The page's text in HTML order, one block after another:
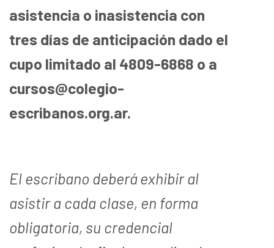
asistencia o inasistencia con
tres días de anticipación dado el
cupo limitado al 4809-6868 o a
cursos@colegio-
escribanos.org.ar.
El escribano deberá exhibir al
asistir a cada clase, en forma
obligatoria, su credencial